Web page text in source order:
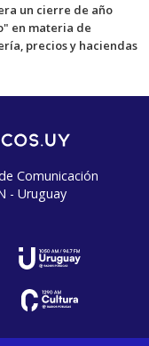
un cierre de año
en materia de
precios y haciendas
Comunicación
- Uruguay